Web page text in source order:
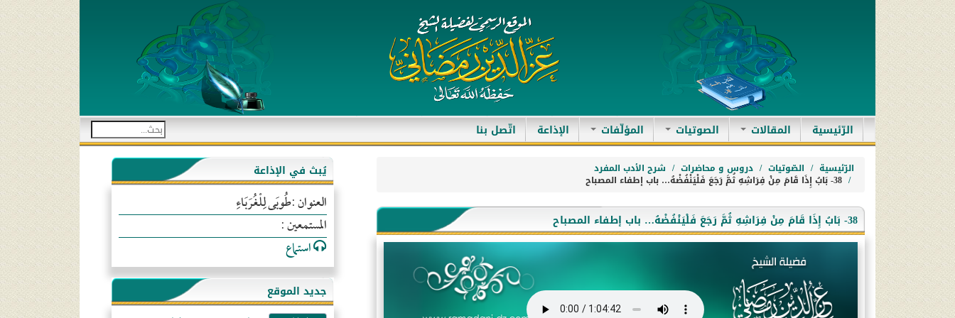
الرّئيسية(current) المقالات الصوتيات المؤلّفات الإذاعة اتّصل بنا
الرّئيسية الصّوتيات دروس و محاضرات شرح الأدب المفرد
38- بَابُ إِذَا قَامَ مِنْ فِرَاشِهِ ثُمَّ رَجَعَ فَلْيَنْفُضْهُ… باب إطفاء المصباح
38- بَابُ إِذَا قَامَ مِنْ فِرَاشِهِ ثُمَّ رَجَعَ فَلْيَنْفُضْهُ… باب إطفاء المصباح
يُبث في الإذاعة
العنوان :طُوبَى لِلْغُرَبَاءِ
المستمعين :
استماع
جديد الموقع